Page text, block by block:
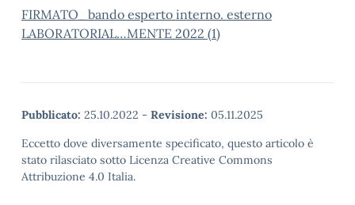
FIRMATO_bando esperto interno. esterno
LABORATORIAL…MENTE 2022 (1)
Pubblicato: 25.10.2022 - Revisione: 05.11.2025
Eccetto dove diversamente specificato, questo articolo è
stato rilasciato sotto Licenza Creative Commons
Attribuzione 4.0 Italia.